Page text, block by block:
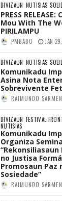
DIVIZAUN NUTISIAS
PRESS
Mou With The
PIRILAMPU
PMBABO JAN
DIVIZAUN NUTISIAS
Komunikadu
Asina Nota
Sobrevivente
RAIMUNDO
DIVIZAUN FESTIVAL
NUTISIAS
Komunikadu
Organiza
no Justisa
Promosaun Paz
Sosiedade”
RAIMUNDO